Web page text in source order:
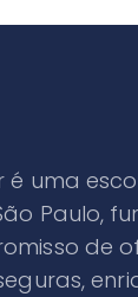
é uma
Paulo,
de